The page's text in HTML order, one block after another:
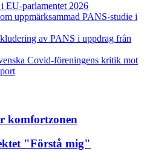
EU-parlamentet 2026
uppmärksammad PANS-studie i
av PANS i uppdrag från
Covid-föreningens kritik mot
komfortzonen
"Förstå mig"